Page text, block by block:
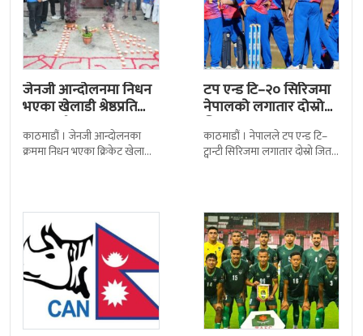
जेनजी आन्दोलनमा निधन
भएका खेलाडी श्रेष्ठप्रति
श्रद्धाञ्जली
काठमाडौं । जेनजी आन्दोलनका
क्रममा निधन भएका क्रिकेट खेलाडी
टप एन्ड टि–२० सिरिजमा
नेपालको लगातार दोस्रो
जित
काठमाडौं । नेपालले टप एन्ड टि–
ट्वान्टी सिरिजमा लगातार दोस्रो जित